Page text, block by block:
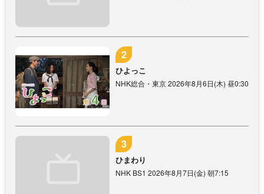
ひよっこ
NHK総合・東京 2026年8月6日(木) 昼0:30
ひまわり
NHK BS1 2026年8月7日(金) 朝7:15